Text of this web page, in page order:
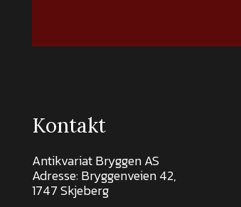
Kontakt
Antikvariat Bryggen AS
Adresse: Bryggenveien 42,
1747 Skjeberg